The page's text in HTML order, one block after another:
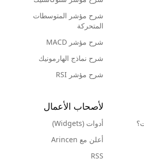
شرح مؤشر المتوسطات
المتحركة
شرح مؤشر MACD
شرح نماذج الهارمونيك
شرح مؤشر RSI
لأصحاب الأعمال
أدوات (Widgets)
أعلن مع Arincen
RSS